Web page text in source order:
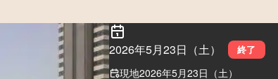
2026年5月23日（土） 終了
現地2026年5月23日（土）